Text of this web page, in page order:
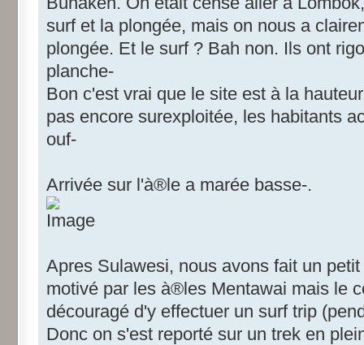
surf et la plongée, mais on nous a
plongée. Et le surf ? Bah non. Ils ont
planche-
Bon c'est vrai que le site est à la
pas encore surexploitée, les habitants
ouf-
Arrivée sur l'à®le a marée basse-.
Apres Sulawesi, nous avons fait un
motivé par les à®les Mentawai mais le
découragé d'y effectuer un surf trip
Donc on s'est reporté sur un trek en